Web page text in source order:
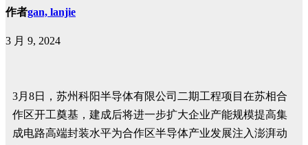
作者gan, lanjie
3 月 9, 2024
3月8日，苏州科阳半导体有限公司二期工程项目在苏相合
作区开工奠基，建成后将进一步扩大企业产能规模提高集
成电路高端封装水平为合作区半导体产业发展注入澎湃动